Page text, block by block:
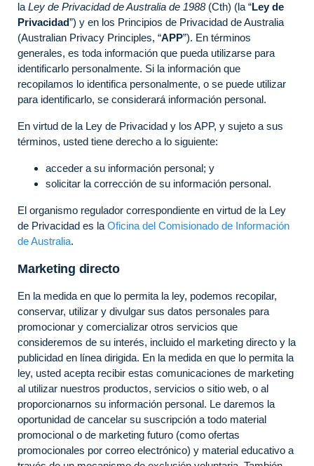
la Ley de Privacidad de Australia de 1988(Cth) (la “Ley de
Privacidad”) y en los Principios de Privacidad de Australia
(Australian Privacy Principles, “APP”). En términos
generales, es toda información que pueda utilizarse para
identificarlo personalmente. Si la información que
recopilamos lo identifica personalmente, o se puede utilizar
para identificarlo, se considerará información personal.
En virtud de la Ley de Privacidad y los APP, y sujeto a sus
términos, usted tiene derecho a lo siguiente:
acceder a su información personal; y
solicitar la corrección de su información personal.
El organismo regulador correspondiente en virtud de la Ley
de Privacidad es la Oficina del Comisionado de Información
de Australia.
Marketing directo
En la medida en que lo permita la ley, podemos recopilar,
conservar, utilizar y divulgar sus datos personales para
promocionar y comercializar otros servicios que
consideremos de su interés, incluido el marketing directo y la
publicidad en línea dirigida. En la medida en que lo permita la
ley, usted acepta recibir estas comunicaciones de marketing
al utilizar nuestros productos, servicios o sitio web, o al
proporcionarnos su información personal. Le daremos la
oportunidad de cancelar su suscripción a todo material
promocional o de marketing futuro (como ofertas
promocionales por correo electrónico) y material educativo a